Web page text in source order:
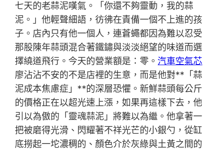
七天的老蒜泥嘆氣。「你還不夠靈動，我的蒜
泥。」他輕聲細語，彷彿在責備一個不上進的孩
子。店內只有他一個人，連蒼蠅都因為難以忍受
那股陳年蒜頭混合著鐵鏽與淡淡絕望的味道而選
擇繞道飛行。今天的營業額是：零。汽車空氣芯
廖沾沾不安的不是店裡的生意，而是他對**「蒜
泥成本焦慮症」**的深層恐懼。新鮮蒜頭每公斤
的價格正在以超光速上漲，如果再這樣下去，他
引以為傲的「靈魂蒜泥」將難以為繼。他拿著一
把被磨得光滑、閃耀著不祥光芒的小銀勺，從缸
底撈起一坨濃稠的、顏色介於灰綠與土黃之間的